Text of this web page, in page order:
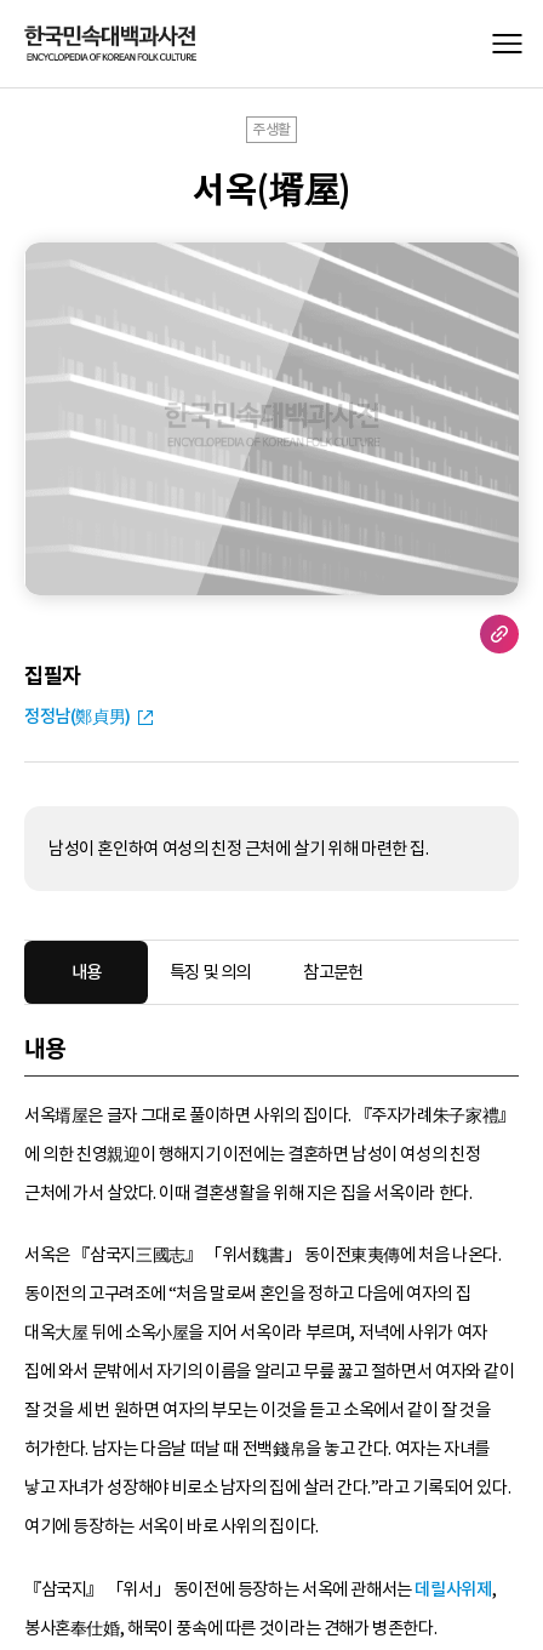
주생활
서옥(壻屋)
집필자
정정남(鄭貞男)
남성이 혼인하여 여성의 친정 근처에 살기 위해 마련한 집.
내용 특징 및 의의 참고문헌
내용
서옥壻屋은 글자 그대로 풀이하면 사위의 집이다. 『주자가례朱子家禮』
에 의한 친영親迎이 행해지기 이전에는 결혼하면 남성이 여성의 친정
근처에 가서 살았다. 이때 결혼생활을 위해 지은 집을 서옥이라 한다.
서옥은 『삼국지三國志』 「위서魏書」 동이전東夷傳에 처음 나온다.
동이전의 고구려조에 “처음 말로써 혼인을 정하고 다음에 여자의 집
대옥大屋 뒤에 소옥小屋을 지어 서옥이라 부르며, 저녁에 사위가 여자
집에 와서 문밖에서 자기의 이름을 알리고 무릎 꿇고 절하면서 여자와 같이
잘 것을 세 번 원하면 여자의 부모는 이것을 듣고 소옥에서 같이 잘 것을
허가한다. 남자는 다음날 떠날 때 전백錢帛을 놓고 간다. 여자는 자녀를
낳고 자녀가 성장해야 비로소 남자의 집에 살러 간다.”라고 기록되어 있다.
여기에 등장하는 서옥이 바로 사위의 집이다.
『삼국지』 「위서」 동이전에 등장하는 서옥에 관해서는데릴사위제 ,
봉사혼奉仕婚, 해묵이 풍속에 따른 것이라는 견해가 병존한다.